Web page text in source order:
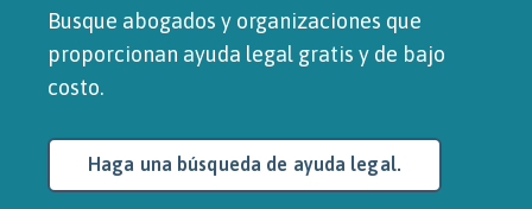
Busque abogados y organizaciones que
proporcionan ayuda legal gratis y de bajo
costo.
Haga una búsqueda de ayuda legal.